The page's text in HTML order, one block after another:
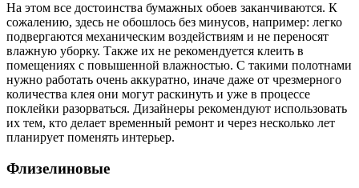
На этом все достоинства бумажных обоев заканчиваются. К
сожалению, здесь не обошлось без минусов, например: легко
подвергаются механическим воздействиям и не переносят
влажную уборку. Также их не рекомендуется клеить в
помещениях с повышенной влажностью. С такими полотнами
нужно работать очень аккуратно, иначе даже от чрезмерного
количества клея они могут раскинуть и уже в процессе
поклейки разорваться. Дизайнеры рекомендуют использовать
их тем, кто делает временный ремонт и через несколько лет
планирует поменять интерьер.
Флизелиновые